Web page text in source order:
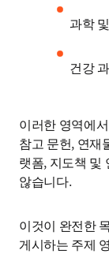
과학
건강
이러한 영역에
참고 문헌, 연재
랫폼, 지도책 및
않습니다.
이것이 완전한
게시하는 주제